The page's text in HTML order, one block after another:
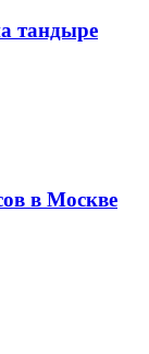
тандыре
в Москве